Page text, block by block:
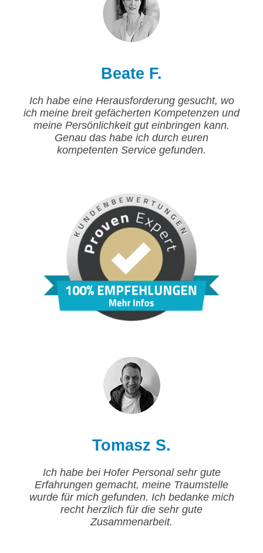
Beate F.
Ich habe eine Herausforderung gesucht, wo
ich meine breit gefächerten Kompetenzen und
meine Persönlichkeit gut einbringen kann.
Genau das habe ich durch euren
kompetenten Service gefunden.
Tomasz S.
Ich habe bei Hofer Personal sehr gute
Erfahrungen gemacht, meine Traumstelle
wurde für mich gefunden. Ich bedanke mich
recht herzlich für die sehr gute
Zusammenarbeit.